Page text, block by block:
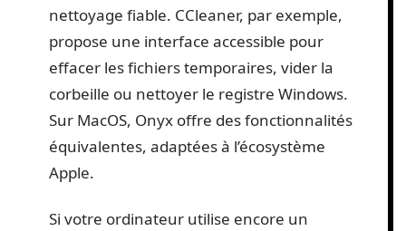
nettoyage fiable. CCleaner, par exemple,
propose une interface accessible pour
effacer les fichiers temporaires, vider la
corbeille ou nettoyer le registre Windows.
Sur MacOS, Onyx offre des fonctionnalités
équivalentes, adaptées à l’écosystème
Apple.
Si votre ordinateur utilise encore un